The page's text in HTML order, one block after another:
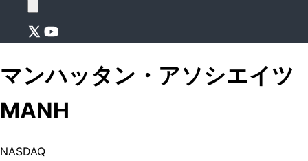
マンハッタン・アソシエイツ
MANH
NASDAQ